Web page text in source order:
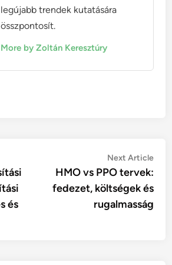
legújabb trendek kutatására
összpontosít.
More by Zoltán Keresztúry
és
Next Article
HMO vs PPO tervek:
fedezet, költségek és
rugalmasság